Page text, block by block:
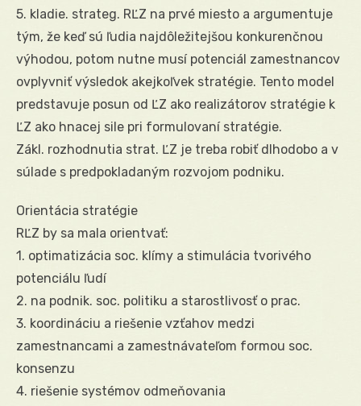
5. kladie. strateg. RĽZ na prvé miesto a argumentuje
tým, že keď sú ľudia najdôležitejšou konkurenčnou
výhodou, potom nutne musí potenciál zamestnancov
ovplyvniť výsledok akejkoľvek stratégie. Tento model
predstavuje posun od ĽZ ako realizátorov stratégie k
ĽZ ako hnacej sile pri formulovaní stratégie.
Zákl. rozhodnutia strat. ĽZ je treba robiť dlhodobo a v
súlade s predpokladaným rozvojom podniku.
Orientácia stratégie
RĽZ by sa mala orientvať:
1. optimatizácia soc. klímy a stimulácia tvorivého
potenciálu ľudí
2. na podnik. soc. politiku a starostlivosť o prac.
3. koordináciu a riešenie vzťahov medzi
zamestnancami a zamestnávateľom formou soc.
konsenzu
4. riešenie systémov odmeňovania